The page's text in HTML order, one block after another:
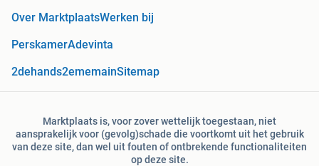
Over MarktplaatsWerken bij
PerskamerAdevinta
2dehands2ememainSitemap
Marktplaats is, voor zover wettelijk toegestaan, niet
aansprakelijk voor (gevolg)schade die voortkomt uit het gebruik
van deze site, dan wel uit fouten of ontbrekende functionaliteiten
op deze site.